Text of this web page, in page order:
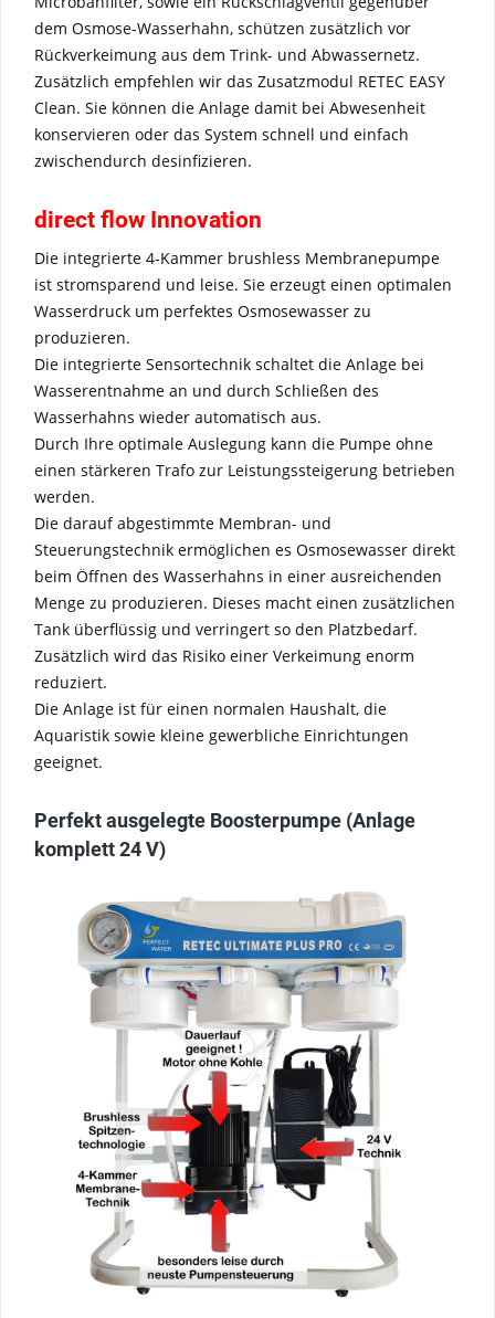
dem Osmose-Wasserhahn, schützen zusätzlich vor
Rückverkeimung aus dem Trink- und Abwassernetz.
Zusätzlich empfehlen wir das Zusatzmodul RETEC EASY
Clean. Sie können die Anlage damit bei Abwesenheit
konservieren oder das System schnell und einfach
zwischendurch desinfizieren.
direct flow Innovation
Die integrierte 4-Kammer brushless Membranepumpe
ist stromsparend und leise. Sie erzeugt einen optimalen
Wasserdruck um perfektes Osmosewasser zu
produzieren.
Die integrierte Sensortechnik schaltet die Anlage bei
Wasserentnahme an und durch Schließen des
Wasserhahns wieder automatisch aus.
Durch Ihre optimale Auslegung kann die Pumpe ohne
einen stärkeren Trafo zur Leistungssteigerung betrieben
werden.
Die darauf abgestimmte Membran- und
Steuerungstechnik ermöglichen es Osmosewasser direkt
beim Öffnen des Wasserhahns in einer ausreichenden
Menge zu produzieren. Dieses macht einen zusätzlichen
Tank überflüssig und verringert so den Platzbedarf.
Zusätzlich wird das Risiko einer Verkeimung enorm
reduziert.
Die Anlage ist für einen normalen Haushalt, die
Aquaristik sowie kleine gewerbliche Einrichtungen
geeignet.
Perfekt ausgelegte Boosterpumpe (Anlage
komplett 24 V)